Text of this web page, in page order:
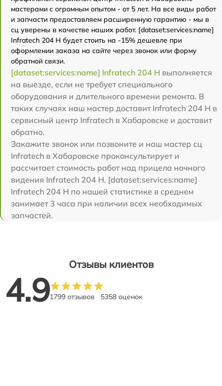
мастерами с огромным опытом - от 5 лет. На все виды работ
и запчасти предоставляем расширенную гарантию - мы в
сц уверены в качестве наших работ. [dataset:services:name]
Infratech 204 Н будет стоить на -15% дешевле при
оформлении заказа на сайте через звонок или форму
обратной связи.
[dataset:services:name] Infratech 204 Н выполняется
на выезде, если не требует специального
оборудования и длительного времени ремонта. В
таких случаях наш мастер доставит Infratech 204 Н в
сервисный центр Infratech в Хабаровске и доставит
обратно.
Закажите звонок или позвоните и наш мастер сц
Infratech в Хабаровске проконсультирует и
рассчитает стоимость работ над прицела ночного
видения Infratech 204 Н. [dataset:services:name]
Infratech 204 Н по нашей статистике в среднем
занимает 3 часа при наличии всех необходимых
запчастей.
Отзывы клиентов
4.91799 отзывов 5358 оценок